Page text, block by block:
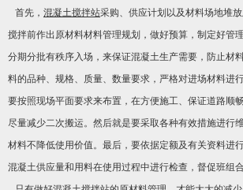
首先， 混凝土搅拌站采购、供应计划以及材料场地堆
搅拌前作出原材料材料管理规划，做好预算，制定好管
分期分批有秩序入场，来保证混凝土生产需要，防止材
料的品种、规格、质量、数量要求，严格对进场材料进
要按照现场平面要求来布置，在方便施工、保证道路顺
尽量减少二次搬运。然后就是要采取各种有效措施进行
材料不降低使用价值。最后，要依据定额及有关资料进
混凝土供应量和用料在使用过程中进行检查，督促班组合